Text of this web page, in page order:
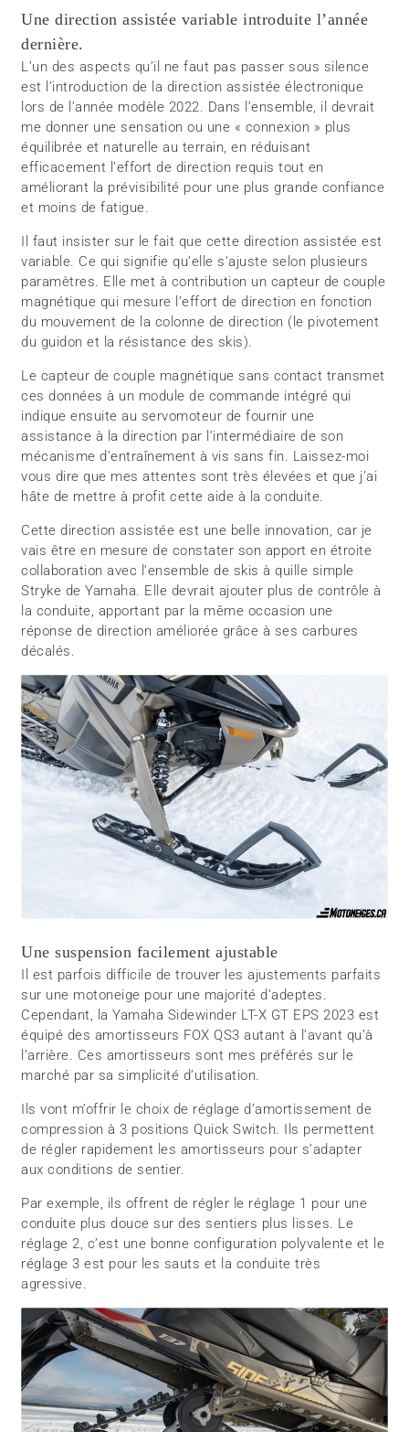
Une direction assistée variable introduite l’année
dernière.
L’un des aspects qu’il ne faut pas passer sous silence
est l’introduction de la direction assistée électronique
lors de l’année modèle 2022. Dans l’ensemble, il devrait
me donner une sensation ou une « connexion » plus
équilibrée et naturelle au terrain, en réduisant
efficacement l’effort de direction requis tout en
améliorant la prévisibilité pour une plus grande confiance
et moins de fatigue.
Il faut insister sur le fait que cette direction assistée est
variable. Ce qui signifie qu’elle s’ajuste selon plusieurs
paramètres. Elle met à contribution un capteur de couple
magnétique qui mesure l’effort de direction en fonction
du mouvement de la colonne de direction (le pivotement
du guidon et la résistance des skis).
Le capteur de couple magnétique sans contact transmet
ces données à un module de commande intégré qui
indique ensuite au servomoteur de fournir une
assistance à la direction par l’intermédiaire de son
mécanisme d’entraînement à vis sans fin. Laissez-moi
vous dire que mes attentes sont très élevées et que j’ai
hâte de mettre à profit cette aide à la conduite.
Cette direction assistée est une belle innovation, car je
vais être en mesure de constater son apport en étroite
collaboration avec l’ensemble de skis à quille simple
Stryke de Yamaha. Elle devrait ajouter plus de contrôle à
la conduite, apportant par la même occasion une
réponse de direction améliorée grâce à ses carbures
décalés.
Une suspension facilement ajustable
Il est parfois difficile de trouver les ajustements parfaits
sur une motoneige pour une majorité d’adeptes.
Cependant, la Yamaha Sidewinder LT-X GT EPS 2023 est
équipé des amortisseurs FOX QS3 autant à l’avant qu’à
l’arrière. Ces amortisseurs sont mes préférés sur le
marché par sa simplicité d’utilisation.
Ils vont m’offrir le choix de réglage d’amortissement de
compression à 3 positions Quick Switch. Ils permettent
de régler rapidement les amortisseurs pour s’adapter
aux conditions de sentier.
Par exemple, ils offrent de régler le réglage 1 pour une
conduite plus douce sur des sentiers plus lisses. Le
réglage 2, c’est une bonne configuration polyvalente et le
réglage 3 est pour les sauts et la conduite très
agressive.